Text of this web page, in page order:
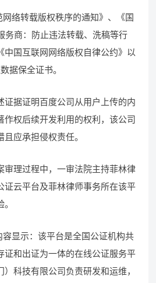
络转载版权秩序的通知》、《国
务商：防止违法转载、洗稿等行
中国互联网网络版权自律公约》以
据保全证书。
证据证明百度公司从用户上传的内
作权后续开发利用的权利，该公司
应承担侵权责任。
审理过程中，一审法院主持菲林律
证云平台及菲林律师事务所在该平
显示：该平台是全国公证机构共
证和出证为一体的在线公证服务平
科技有限公司负责研发和运维，